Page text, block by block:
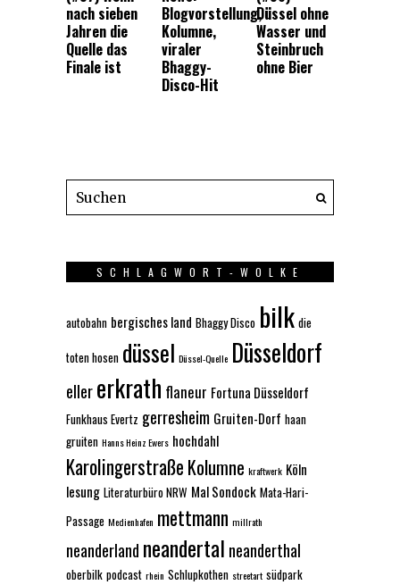
nach sieben
Jahren die
Quelle das
Finale ist
Blogvorstellung,
Kolumne,
viraler
Bhaggy-
Disco-Hit
Düssel ohne
Wasser und
Steinbruch
ohne Bier
SCHLAGWORT-WOLKE
autobahn bergisches land Bhaggy Disco bilk die
toten hosen düssel Düssel-Quelle Düsseldorf
ellererkrath flaneur Fortuna Düsseldorf
Funkhaus Evertz gerresheim Gruiten-Dorf haan
gruiten Hanns Heinz Ewers hochdahl
Karolingerstraße Kolumne kraftwerk Köln
lesung Literaturbüro NRW Mal Sondock Mata-Hari-
Passage Medienhafen mettmann millrath
neanderland neandertal neanderthal
oberbilk podcast rhein Schlupkothen streetart südpark